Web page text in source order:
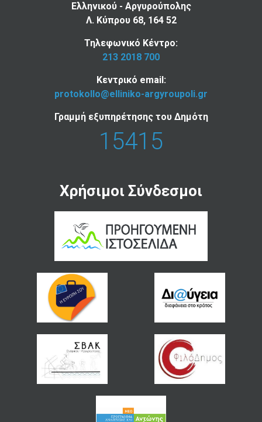
Ελληνικού - Αργυρούπολης
Λ. Κύπρου 68, 164 52
Τηλεφωνικό Κέντρο:
213 2018 700
Κεντρικό email:
protokollo@elliniko-argyroupoli.gr
Γραμμή εξυπηρέτησης του Δημότη
15415
Χρήσιμοι Σύνδεσμοι